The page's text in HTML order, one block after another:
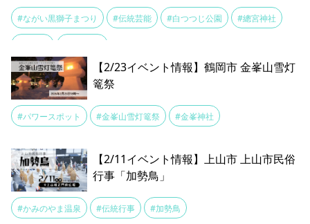
#ながい黒獅子まつり #伝統芸能 #白つつじ公園 #總宮神社
【2/23イベント情報】鶴岡市 金峯山雪灯
篭祭
#パワースポット #金峯山雪灯篭祭 #金峯神社
【2/11イベント情報】上山市 上山市民俗
行事「加勢鳥」
#かみのやま温泉 #伝統行事 #加勢鳥